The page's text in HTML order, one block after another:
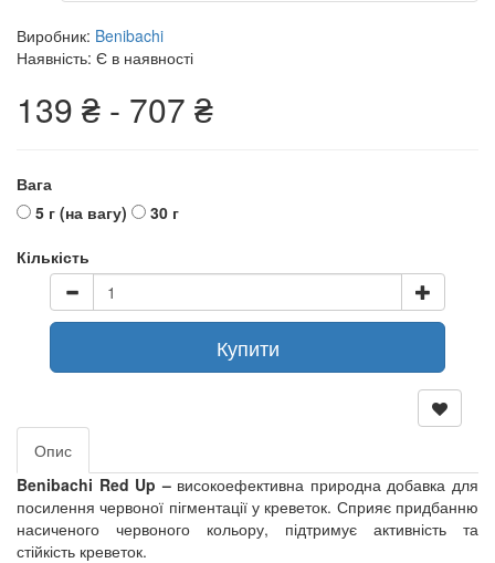
Виробник: Benibachi
Наявність: Є в наявності
139 ₴ - 707 ₴
Вага
5 г (на вагу)
30 г
Кількість
Купити
Опис
Benibachi Red Up –високоефективна природна добавка для
посилення червоної пігментації у креветок. Сприяє придбанню
насиченого червоного кольору, підтримує активність та
стійкість креветок.